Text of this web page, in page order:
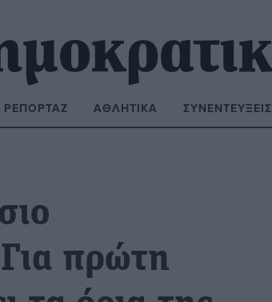
ΡΕΠΟΡΤΆΖ ΑΘΛΗΤΙΚΆ ΣΥΝΕΝΤΕΎΞΕΙΣ
πρώτη